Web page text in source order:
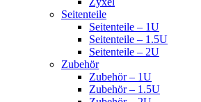
Seitenteile
Seitenteile – 1U
Seitenteile – 1.5U
Seitenteile – 2U
Zubehör
Zubehör – 1U
Zubehör – 1.5U